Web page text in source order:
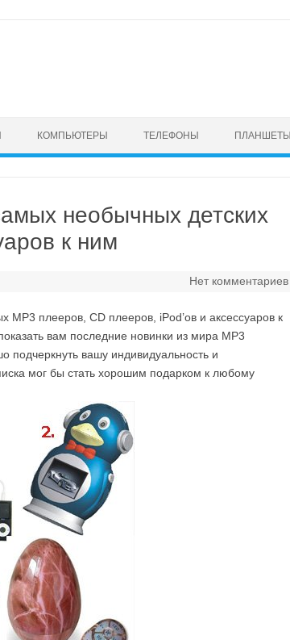
КОМПЬЮТЕРЫ ТЕЛЕФОНЫ ПЛАНШЕТЫ
необычных детских
к ним
Нет комментариев
MP3 плееров, CD плееров, iPod’ов и аксессуаров к
вам последние новинки из мира MP3
вашу индивидуальность и
мог бы стать хорошим подарком к любому